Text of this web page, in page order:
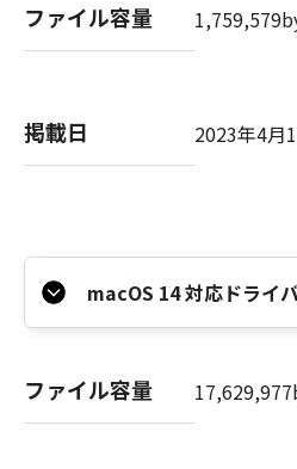
ファイル容量
掲載日 2023年4月
macOS 14 対応ドライ
ファイル容量